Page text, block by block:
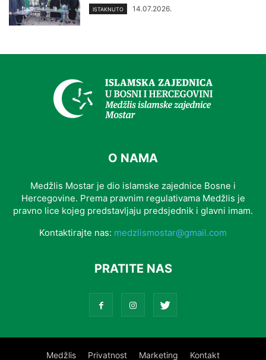
ISTAKNUTO 14.07.2026.
O NAMA
Medžlis Mostar je dio islamske zajednice Bosne i
Hercegovine. Prema pravnim regulativama Medžlis je
pravno lice kojeg predstavljaju predsjednik i glavni imam.
Kontaktirajte nas: medzlismostar@gmail.com
PRATITE NAS
Medžlis Privatnost Marketing Kontakt